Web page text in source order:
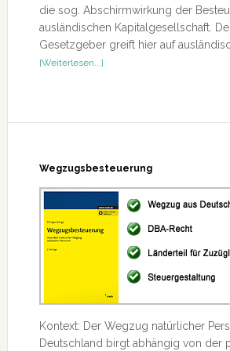
die sog. Abschirmwirkung der
ausländischen Kapitalgesellschaft.
Gesetzgeber greift hier auf
[Weiterlesen...]ÜberDie
Wegzugsbesteuerung
Kontext: Der Wegzug natürlicher
Deutschland birgt abhängig von der